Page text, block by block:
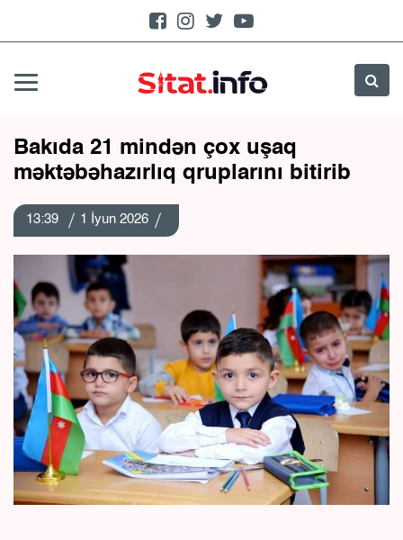
Bakıda 21 mindən çox uşaq
məktəbəhazırlıq qruplarını bitirib
13:39 1 İyun 2026